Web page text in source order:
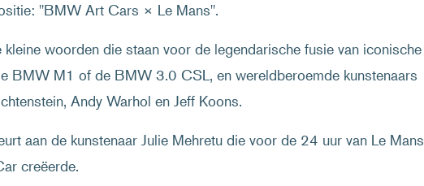
"BMW Art Cars × Le Mans".
woorden die staan voor de legendarische fusie van iconische
BMW M1 of de BMW 3.0 CSL, en wereldberoemde kunstenaars
Andy Warhol en Jeff Koons.
aan de kunstenaar Julie Mehretu die voor de 24 uur van Le Mans
creëerde.